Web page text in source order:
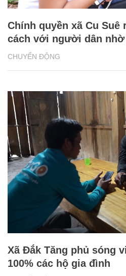
CHUYỂN ĐỘNG
Chính quyền xã Cu Suê
cách với người dân nhờ
Xã Đắk Tăng phủ sóng
100% các hộ gia đình